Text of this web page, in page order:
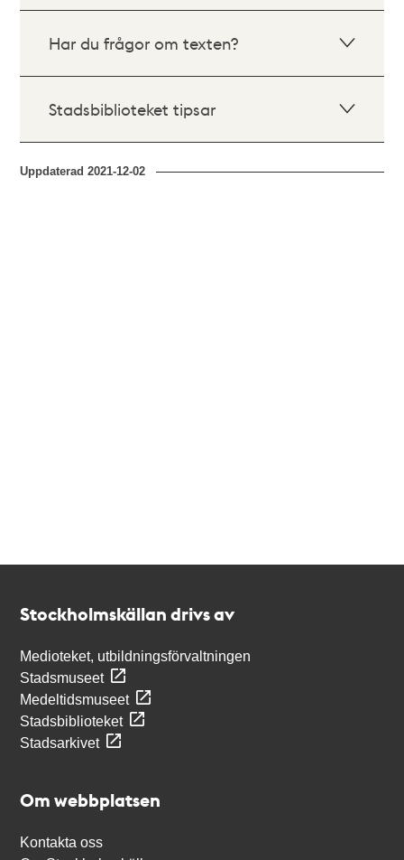
Har du frågor om texten?
Stadsbiblioteket tipsar
Uppdaterad2021-12-02
Stockholmskällan drivs av
Medioteket, utbildningsförvaltningen
Stadsmuseet
Medeltidsmuseet
Stadsbiblioteket
Stadsarkivet
Om webbplatsen
Kontakta oss